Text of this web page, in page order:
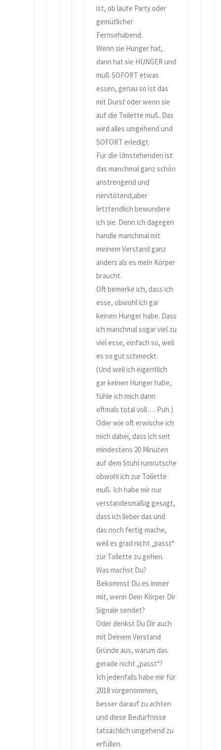
ist, ob laute Party oder
gemütlicher
Fernsehabend.
Wenn sie Hunger hat,
dann hat sie HUNGER und
muß SOFORT etwas
essen, genau so ist das
mit Durst oder wenn sie
auf die Toilette muß. Das
wird alles umgehend und
SOFORT erledigt.
Für die Umstehenden ist
das manchmal ganz schön
anstrengend und
nervtötend,aber
letztendlich bewundere
ich sie. Denn ich dagegen
handle manchmal mit
meinem Verstand ganz
anders als es mein Körper
braucht.
Oft bemerke ich, dass ich
esse, obwohl ich gar
keinen Hunger habe. Dass
ich manchmal sogar viel zu
viel esse, einfach so, weil
es so gut schmeckt.
(Und weil ich eigentlich
gar keinen Hunger habe,
fühle ich mich dann
oftmals total voll…. Puh.)
Oder wie oft erwische ich
mich dabei, dass ich seit
mindestens 20 Minuten
auf dem Stuhl rumrutsche
obwohl ich zur Toilette
muß. Ich habe mir nur
verstandesmäßig gesagt,
dass ich lieber das und
das noch fertig mache,
weil es grad nicht „passt“
zur Toilette zu gehen.
Was machst Du?
Bekommst Du es immer
mit, wenn Dein Körper Dir
Signale sendet?
Oder denkst Du Dir auch
mit Deinem Verstand
Gründe aus, warum das
gerade nicht „passt“?
Ich jedenfalls habe mir für
2018 vorgenommen,
besser darauf zu achten
und diese Bedürfnisse
tatsächlich umgehend zu
erfüllen.